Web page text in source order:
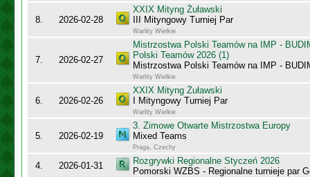
8. 2026-02-28
XXIX Mityng Żuławski
III Mityngowy Turniej Par
Warlity Wielkie
7. 2026-02-27
Mistrzostwa Polski Teamów na IMP -
Polski Teamów 2026 (1)
Mistrzostwa Polski Teamów na IMP -
Warlity Wielkie
6. 2026-02-26
XXIX Mityng Żuławski
I Mityngowy Turniej Par
Warlity Wielkie
5. 2026-02-19
3. Zimowe Otwarte Mistrzostwa Europy
Mixed Teams
Praga, Czechy
4. 2026-01-31
Rozgrywki Regionalne Styczeń 2026
Pomorski WZBS - Regionalne turnieje par